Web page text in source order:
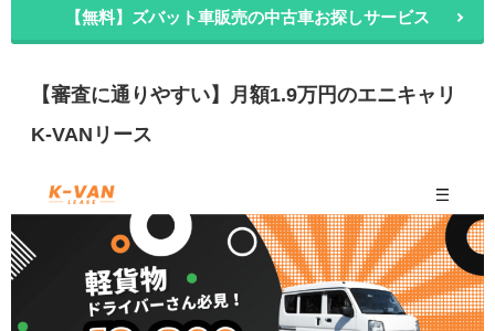
【無料】ズバット車販売の中古車お探しサービス
【審査に通りやすい】月額1.9万円のエニキャリ
K-VANリース